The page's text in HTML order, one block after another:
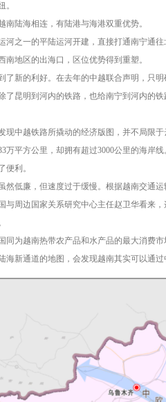
。
南陆海相连，有陆港与海港双重优势。
河之一的平陆运河开建，直接打通南宁通
南地区的出海口，区位优势得到重塑。
了新的利好。在去年的中越联合声明，只
了昆明到河内的铁路，也给南宁到河内的铁
现中越铁路所撬动的经济版图，并不局限于
万平方公里，却拥有超过3000公里的海岸
便利。
然低廉，但速度过于缓慢。根据越南交通
与周边国家关系研究中心主任赵卫华看来
同为越南热带农产品和水产品的最大消费
海新通道的地图，会发现越南其实可以通